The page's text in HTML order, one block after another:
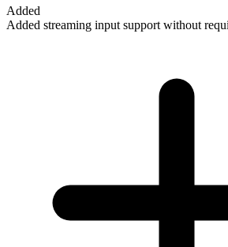
Added
Added streaming input support without